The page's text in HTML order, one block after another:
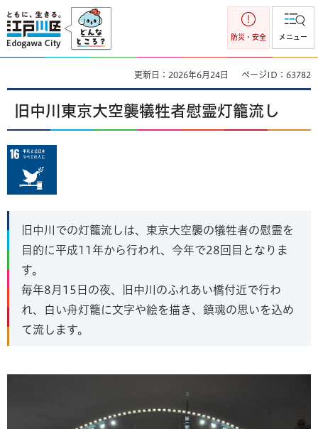
江戸川区
防災・安全 メニュー
更新日：2026年6月24日 ページID：63782
旧中川東京大空襲犠牲者慰霊灯籠流し
旧中川での灯籠流しは、東京大空襲の犠牲者の慰霊を
目的に平成11年から行われ、今年で28回目となりま
す。
毎年8月15日の夜、旧中川のふれあい橋付近で行わ
れ、白い舟灯籠に文字や絵を描き、鎮魂の思いを込め
て流します。